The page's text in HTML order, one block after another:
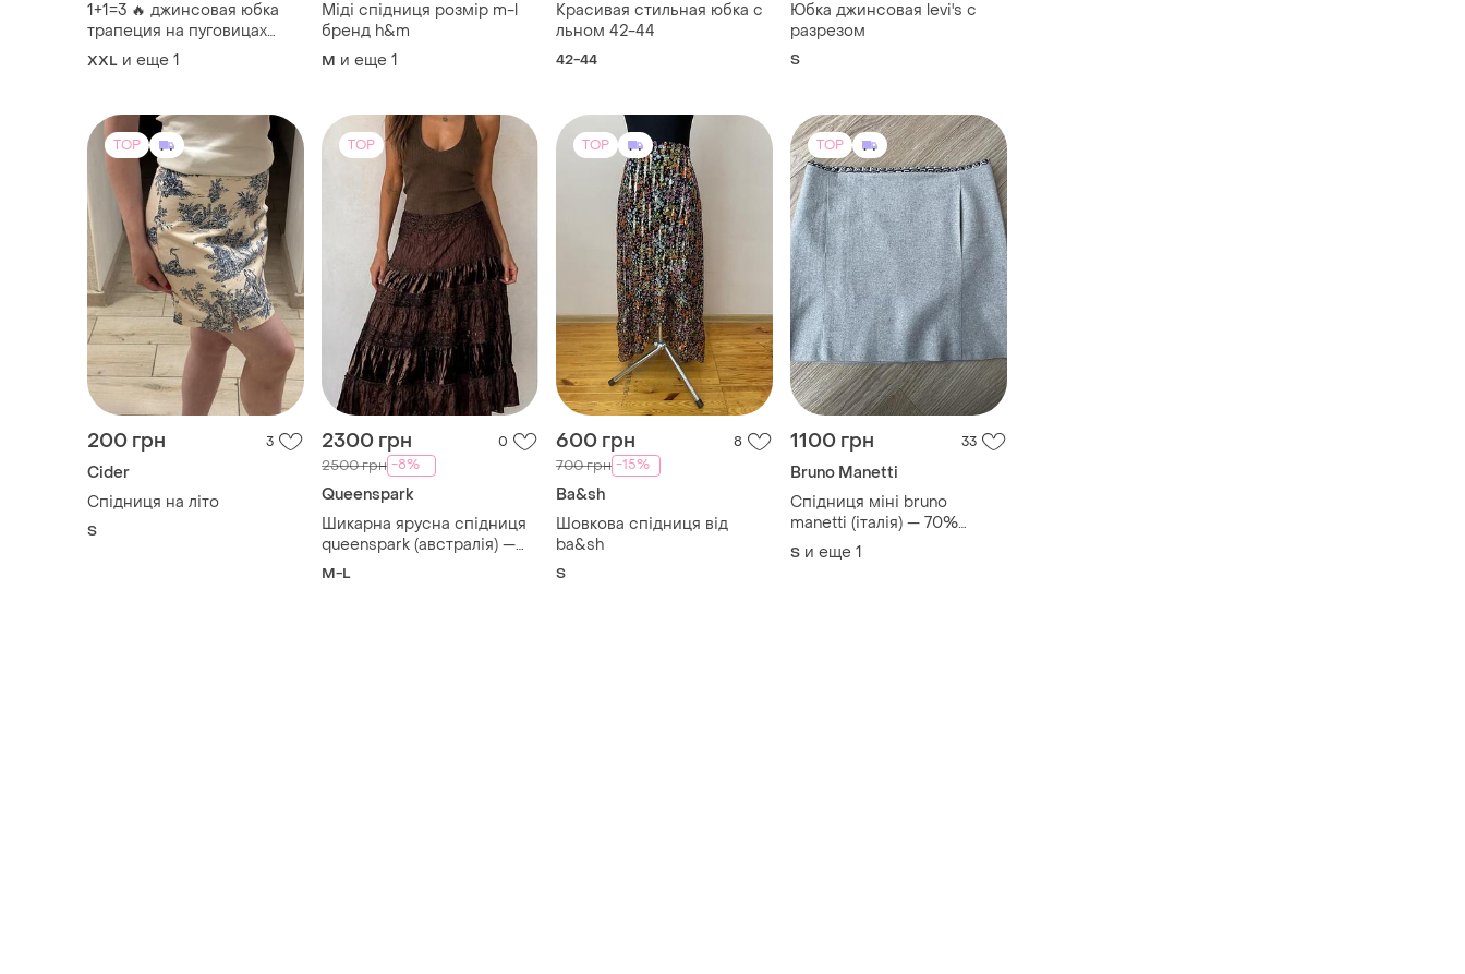
1+1=3 🔥 джинсовая юбка
трапеция на пуговицах
wyse london / юбка деним
мыды а-силуэт.
XXL и еще 1
Міді спідниця розмір m-l
бренд h&m
M и еще 1
Красивая стильная юбка с
льном 42-44
42-44
Юбка джинсовая levi's с
разрезом
S
TOP
200 грн 3
Cider
Спідниця на літо
S
TOP
2300 грн 0
2500 грн -8%
Queenspark
Шикарна ярусна спідниця
queenspark (австралія) —
boho & romantic style
M-L
TOP
600 грн 8
700 грн -15%
Ba&sh
Шовкова спідниця від
ba&sh
S
TOP
1100 грн 33
Bruno Manetti
Спідниця міні bruno
manetti (італія) — 70%
вовна, 30% кашемір,
підкладка 100% шовк
S и еще 1